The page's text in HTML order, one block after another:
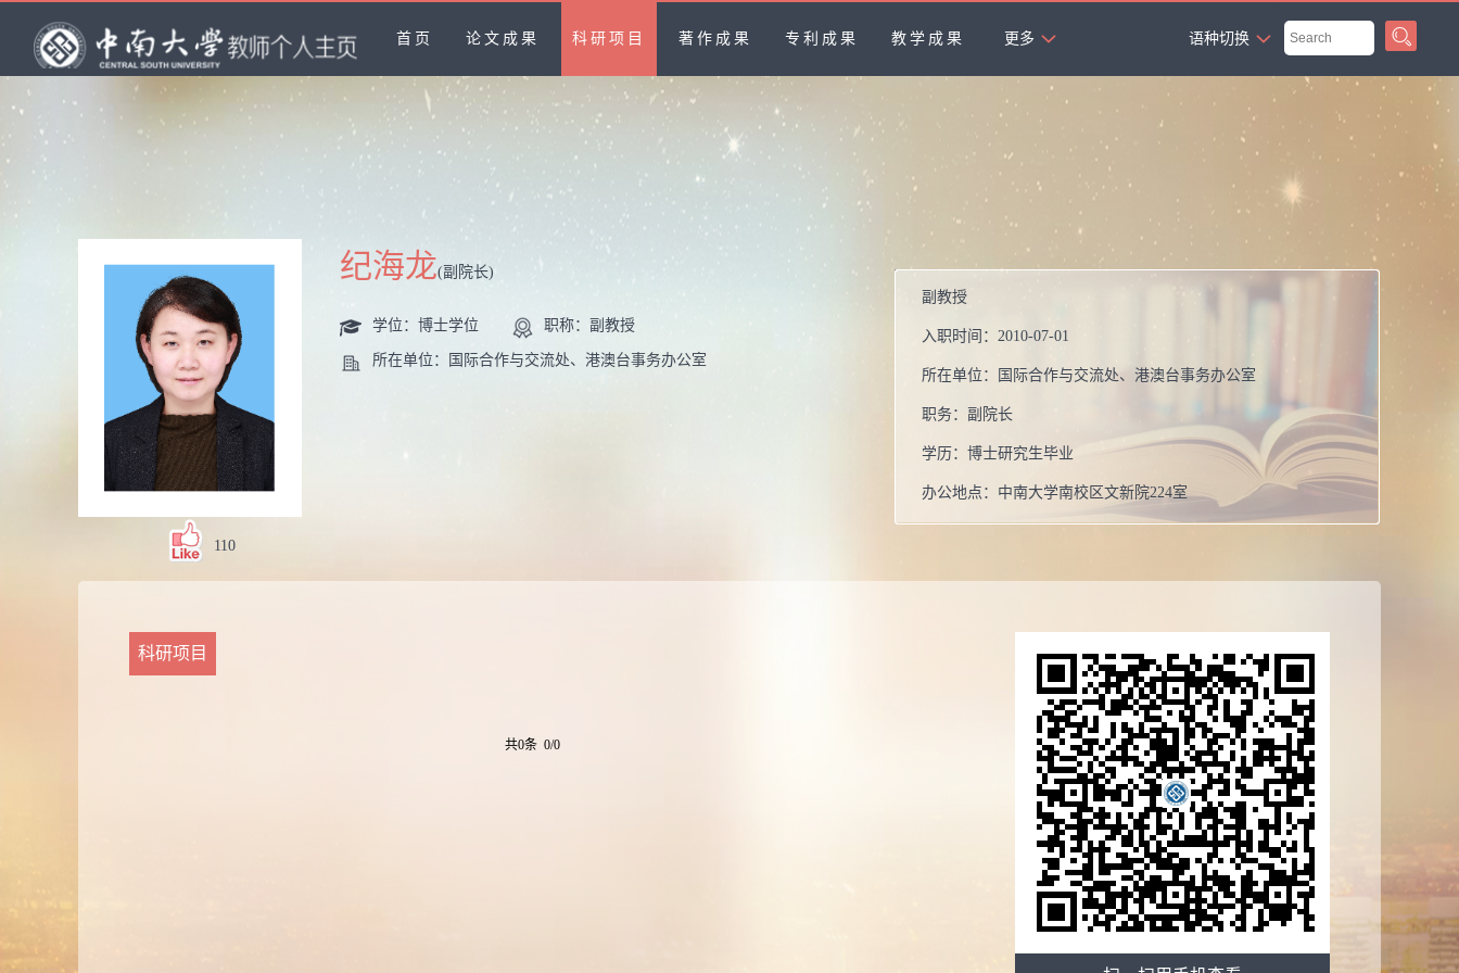
首页 论文成果 科研项目 著作成果 专利成果 教学成果 更多
语种切换
110
纪海龙(副院长)
学位：博士学位 职称：副教授
所在单位：国际合作与交流处、港澳台事务办公室
副教授
入职时间： 2010-07-01
所在单位： 国际合作与交流处、港澳台事务办公室
职务： 副院长
学历： 博士研究生毕业
办公地点： 中南大学南校区文新院224室
科研项目
共0条 0/0